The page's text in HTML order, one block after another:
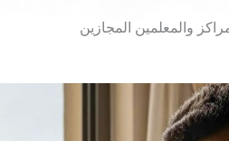
والمعلمين المجازين